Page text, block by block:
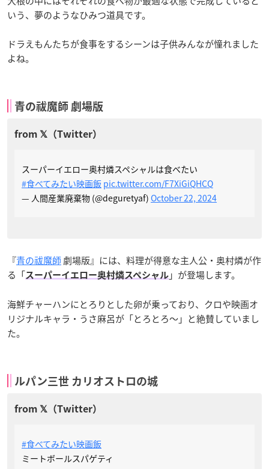
いう、夢のようなひみつ道具です。
ドラえもんたちが食事をするシーンは子供みんなが憧れました
よね。
青の祓魔師 劇場版
スーパーイエロー奥村燐スペシャルは食べたい
#食べてみたい映画飯 pic.twitter.com/F7XiGiQHCQ
— 人間産業廃棄物 (@deguretyaf) October 22, 2024
『青の祓魔師劇場版』には、料理が得意な主人公・奥村燐が作
る「スーパーイエロー奥村燐スペシャル 」が登場します。
海鮮チャーハンにとろりとした卵が乗っており、クロや映画オ
リジナルキャラ・うさ麻呂が「とろとろ〜」と絶賛していまし
た。
ルパン三世 カリオストロの城
#食べてみたい映画飯
ミートボールスパゲティ